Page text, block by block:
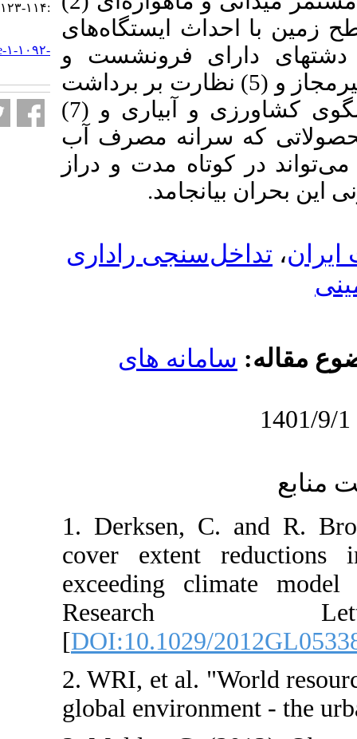
ایستگاههای
فرونشست و
برچیدن چاه‌های غیرمجاز و (5) نظارت بر برداشت
از چاه‌های مجاز، (6) تغییر الگوی کشاورزی و آبیاری و (7)
مصرف آب
مدت و دراز
راداری
های
1. Derksen,
cover extent
exceeding
[DOI:10.1029/
2. WRI, et al.
global
:۱۱۴-۱۲۳
http://jgst.issgeac.ir/article-۱-۱۰۹۲-